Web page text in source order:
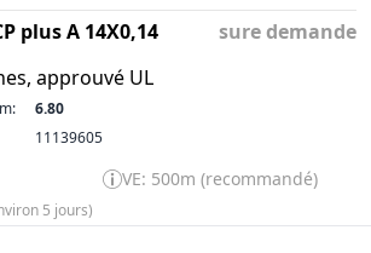
plus A 14X0,14
approuvé UL
sure demande
6.80
11139605
VE: 500m (recommandé)
5 jours)